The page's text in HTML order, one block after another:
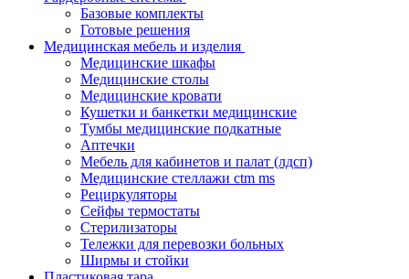
Базовые комплекты
Готовые решения
Медицинская мебель и изделия
Медицинские шкафы
Медицинские столы
Медицинские кровати
Кушетки и банкетки медицинские
Тумбы медицинские подкатные
Аптечки
Мебель для кабинетов и палат (лдсп)
Медицинские стеллажи ctm ms
Рециркуляторы
Сейфы термостаты
Стерилизаторы
Тележки для перевозки больных
Ширмы и стойки